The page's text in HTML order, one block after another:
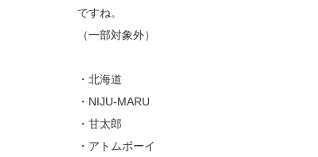
ですね。
（一部対象外）
・北海道
・NIJU-MARU
・甘太郎
・アトムボーイ